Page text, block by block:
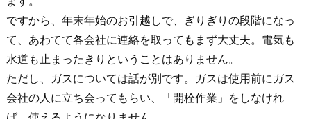
ですから、年末年始のお引越しで、ぎりぎりの段階になっ
て、あわてて各会社に連絡を取ってもまず大丈夫。電気も
水道も止まったきりということはありません。
ただし、ガスについては話が別です。ガスは使用前にガス
会社の人に立ち会ってもらい、「開栓作業」をしなけれ